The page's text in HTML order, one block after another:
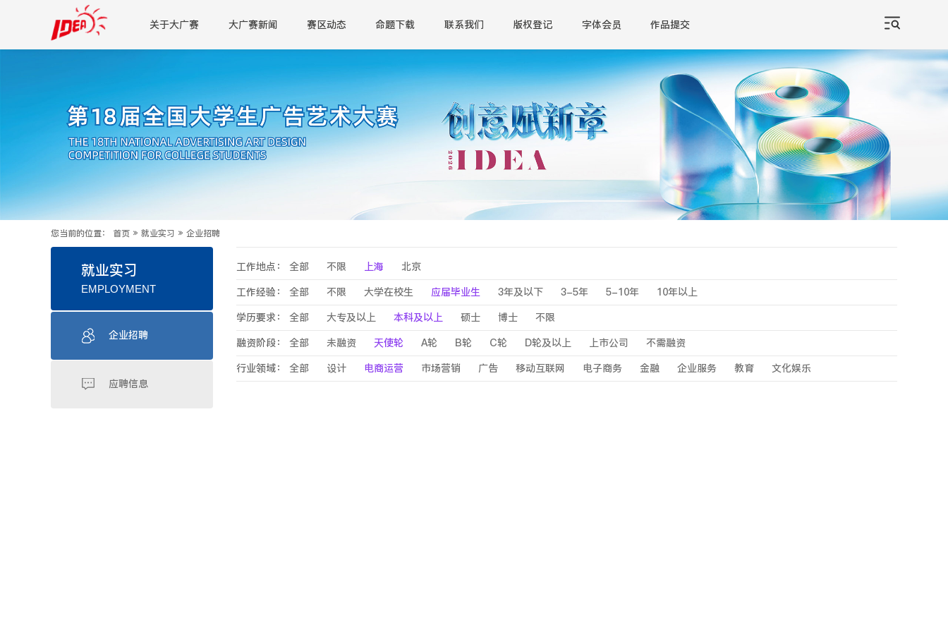
关于大广赛 大广赛新闻 赛区动态 命题下载 联系我们 版权登记 字体会员 作品提交
您当前的位置： 首页 » 就业实习 » 企业招聘
就业实习
EMPLOYMENT
企业招聘
应聘信息
工作地点： 全部 不限 上海 北京
工作经验： 全部 不限 大学在校生 应届毕业生 3年及以下 3-5年 5-10年 10年以上
学历要求： 全部 大专及以上 本科及以上 硕士 博士 不限
融资阶段： 全部 未融资 天使轮 A轮 B轮 C轮 D轮及以上 上市公司 不需融资
行业领域： 全部 设计 电商运营 市场营销 广告 移动互联网 电子商务 金融 企业服务 教育 文化娱乐